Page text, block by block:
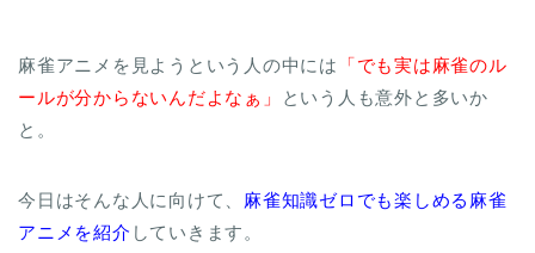
麻雀アニメを見ようという人の中には
「でも実は麻雀のル
ールが分からないんだよなぁ」
という人も意外と多いか
と。
今日はそんな人に向けて、 麻雀知識ゼロでも楽しめる麻雀
アニメを紹介 していきます。